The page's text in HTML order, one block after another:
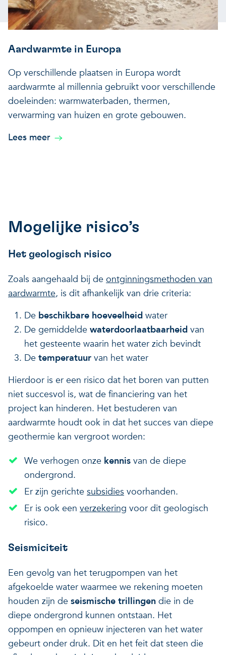
Aardwarmte in Europa
Op verschillende plaatsen in Europa wordt
aardwarmte al millennia gebruikt voor verschillende
doeleinden: warmwaterbaden, thermen,
verwarming van huizen en grote gebouwen.
Lees meer
Mogelijke risico’s
Het geologisch risico
Zoals aangehaald bij de ontginningsmethoden van
aardwarmte, is dit afhankelijk van drie criteria:
De beschikbare hoeveelheid water
De gemiddelde waterdoorlaatbaarheid van
het gesteente waarin het water zich bevindt
De temperatuur van het water
Hierdoor is er een risico dat het boren van putten
niet succesvol is, wat de financiering van het
project kan hinderen. Het bestuderen van
aardwarmte houdt ook in dat het succes van diepe
geothermie kan vergroot worden:
We verhogen onze kennis van de diepe
ondergrond.
Er zijn gerichte subsidies voorhanden.
Er is ook een verzekering voor dit geologisch
risico.
Seismiciteit
Een gevolg van het terugpompen van het
afgekoelde water waarmee we rekening moeten
houden zijn de seismische trillingen die in de
diepe ondergrond kunnen ontstaan. Het
oppompen en opnieuw injecteren van het water
gebeurt onder druk. Dit en het feit dat steen die